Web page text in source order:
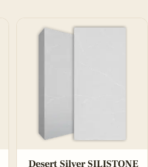
Desert Silver SILISTONE